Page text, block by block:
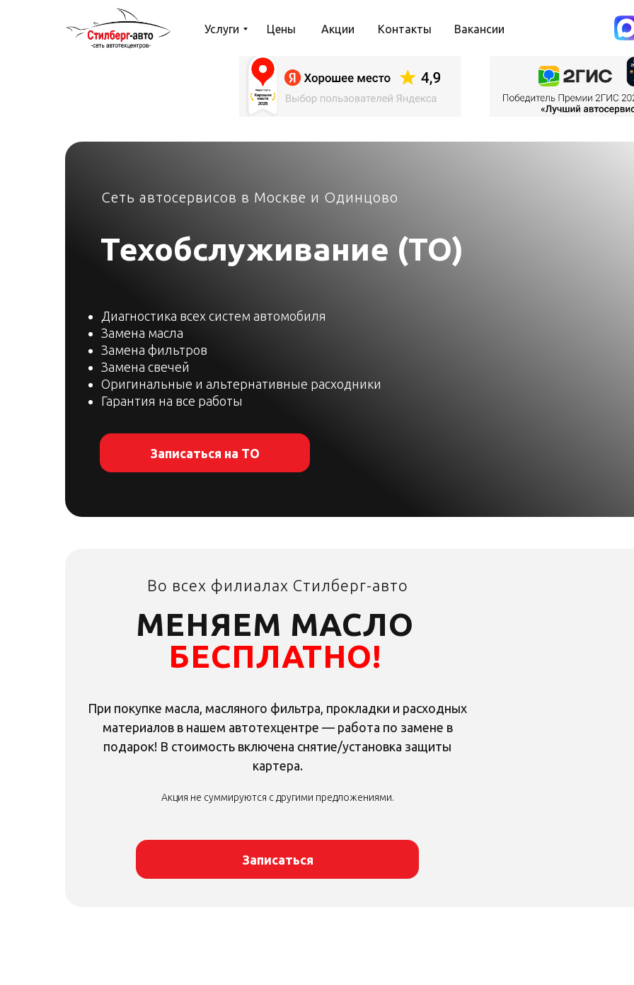
Вакансии
Контакты
Акции
Цены
Услуги
Диагностика всех систем автомобиля
Замена масла
Замена фильтров
Замена свечей
Оригинальные и альтернативные расходники
Гарантия на все работы
Техобслуживание (ТО)
Сеть автосервисов в Москве и Одинцово
Записаться на ТО
Акция не суммируются с другими предложениями.
При покупке масла, масляного фильтра, прокладки и расходных
материалов в нашем автотехцентре — работа по замене в
подарок! В стоимость включена снятие/установка защиты
картера.
Акция не суммируются с другими предложениями.
Записаться
Во всех филиалах Стилберг-авто
МЕНЯЕМ МАСЛО
БЕСПЛАТНО!